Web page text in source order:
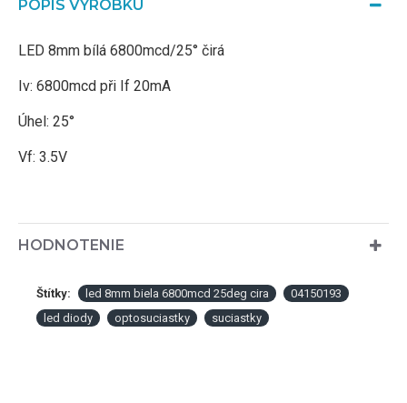
POPIS VÝROBKU
LED 8mm bílá 6800mcd/25° čirá
Iv: 6800mcd při If 20mA
Úhel: 25°
Vf: 3.5V
HODNOTENIE
Štítky: led 8mm biela 6800mcd 25deg cira
04150193
led diody
optosuciastky suciastky